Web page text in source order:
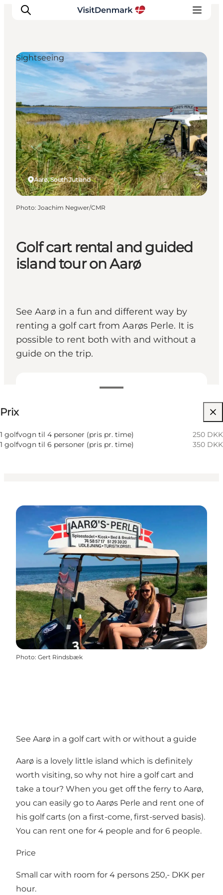
Inspirations
Destinations
Quoi faire
Hébergements
Planifiez votre voyage
Golf cart rental and guided
island tour on Aarø
See Aarø in a fun and different way by
renting a golf cart from Aarøs Perle. It is
possible to rent both with and without a
guide on the trip.
Prix
1 golfvogn til 4 personer (pris pr. time)
250 DKK
1 golfvogn til 6 personer (pris pr. time)
350 DKK
Children, Friends, My business
Aarø, South Jutland
Sightseeing
Photo: Joachim Negwer/CMR
Photo: Gert Rindsbæk
See Aarø in a golf cart with or without a guide
Aarø is a lovely little island which is definitely
worth visiting, so why not hire a golf cart and
take a tour? When you get off the ferry to Aarø,
you can easily go to Aarøs Perle and rent one of
his golf carts (on a first-come, first-served basis).
You can rent one for 4 people and for 6 people.
Price
Small car with room for 4 persons 250,- DKK per
hour.